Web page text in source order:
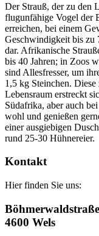
Der Strauß, der zu den
flugunfähige Vogel der
erreichen, bei einem
Geschwindigkeit bis zu
dar. Afrikanische
bis 40 Jahren; in Zoos
sind Allesfresser, um
1,5 kg Steinchen.
Lebensraum erstreckt
Südafrika, aber auch
wohl und genießen
einer ausgiebigen
rund 25-30 Hühnereier.
Kontakt
Hier finden Sie uns:
4600 Wels